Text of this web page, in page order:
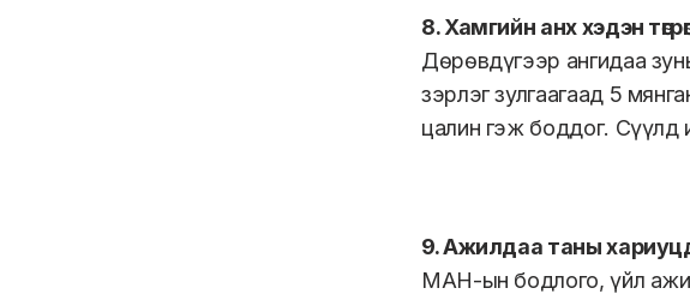
8. Хамгийн анх хэдэн
Дөрөвдүгээр ангидаа
зэрлэг зулгаагаад 5
цалин гэж боддог. Сүүлд
9. Ажилдаа таны
МАН-ын бодлого, үйл